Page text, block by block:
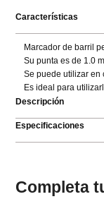
Características
Marcador de barril
Su punta es de 1.0
Se puede utilizar en
Es ideal para
Descripción
Especificaciones
Completa